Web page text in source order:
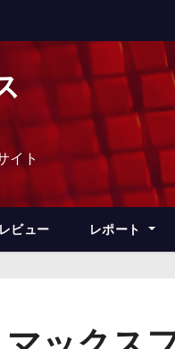
イト
レビュー レポート